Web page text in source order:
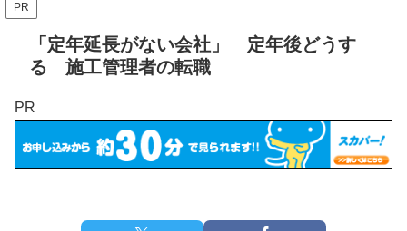
PR
「定年延長がない会社」 定年後どうす
る 施工管理者の転職
PR